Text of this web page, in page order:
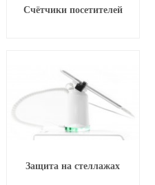
Счётчики посетителей
Защита на стеллажах